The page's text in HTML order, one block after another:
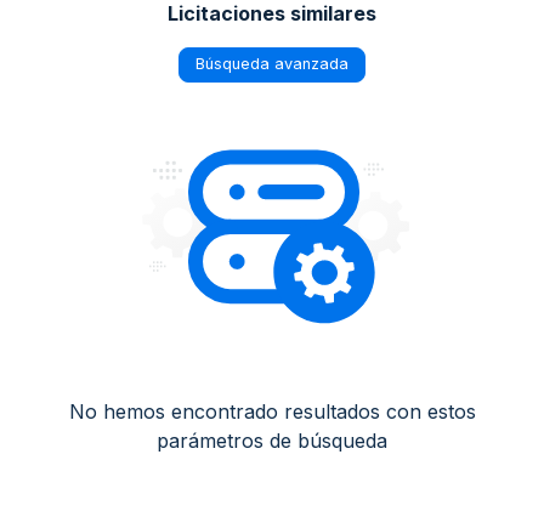
Licitaciones similares
Búsqueda avanzada
No hemos encontrado resultados con estos
parámetros de búsqueda